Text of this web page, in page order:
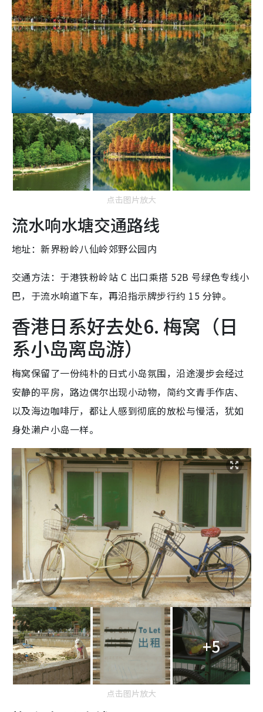
点击图片放大
流水响水塘交通路线
地址：新界粉岭八仙岭郊野公园内
交通方法：于港铁粉岭站 C 出口乘搭 52B 号绿色专线小
巴，于流水响道下车，再沿指示牌步行约 15 分钟。
香港日系好去处6. 梅窝（日
系小岛离岛游）
梅窝保留了一份纯朴的日式小岛氛围，沿途漫步会经过
安静的平房，路边偶尔出现小动物，简约文青手作店、
以及海边咖啡厅，都让人感到彻底的放松与慢活，犹如
身处濑户小岛一样。
+5
点击图片放大